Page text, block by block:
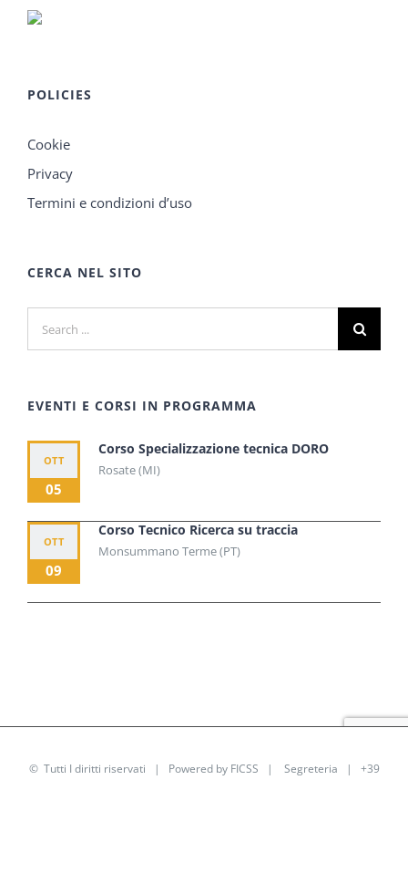
POLICIES
Cookie
Privacy
Termini e condizioni d’uso
CERCA NEL SITO
Search
for:
EVENTI E CORSI IN PROGRAMMA
OTT
05
Corso Specializzazione tecnica DORO
Rosate (MI)
OTT
09
Corso Tecnico Ricerca su traccia
Monsummano Terme (PT)
© Tutti I diritti riservati | Powered by FICSS | Segreteria | +39